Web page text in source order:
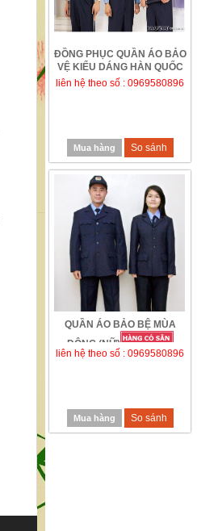
ĐỒNG PHỤC QUẦN ÁO BẢO
VỆ KIỂU DÁNG HÀN QUỐC
liên hệ theo số : 0969580896
Mua hàng So sánh
QUẦN ÁO BẢO BỆ MÙA
ĐÔNG (NỮ)
liên hệ theo số : 0969580896
Mua hàng So sánh